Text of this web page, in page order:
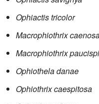
Ophiactis tricolor
Macrophiothrix
Macrophiothrix
Ophiothela danae
Ophiothrix caespitosa